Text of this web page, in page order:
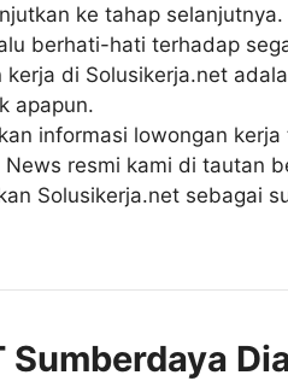
ke tahap selanjutnya.
berhati-hati terhadap
di Solusikerja.net
apapun.
informasi lowongan
resmi kami di tautan
Solusikerja.net sebagai
Sumberdaya